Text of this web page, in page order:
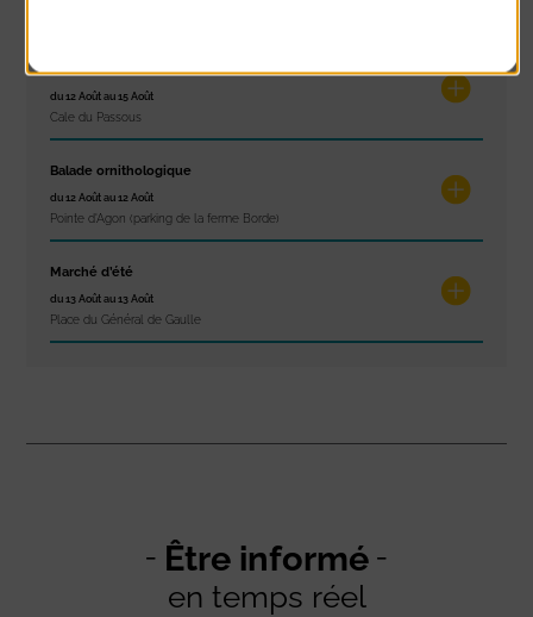
La Balade d’Anton
du 12 Août au 15 Août
Cale du Passous
Balade ornithologique
du 12 Août au 12 Août
Pointe d'Agon (parking de la ferme Borde)
Marché d’été
du 13 Août au 13 Août
Place du Général de Gaulle
Être informé
en temps réel